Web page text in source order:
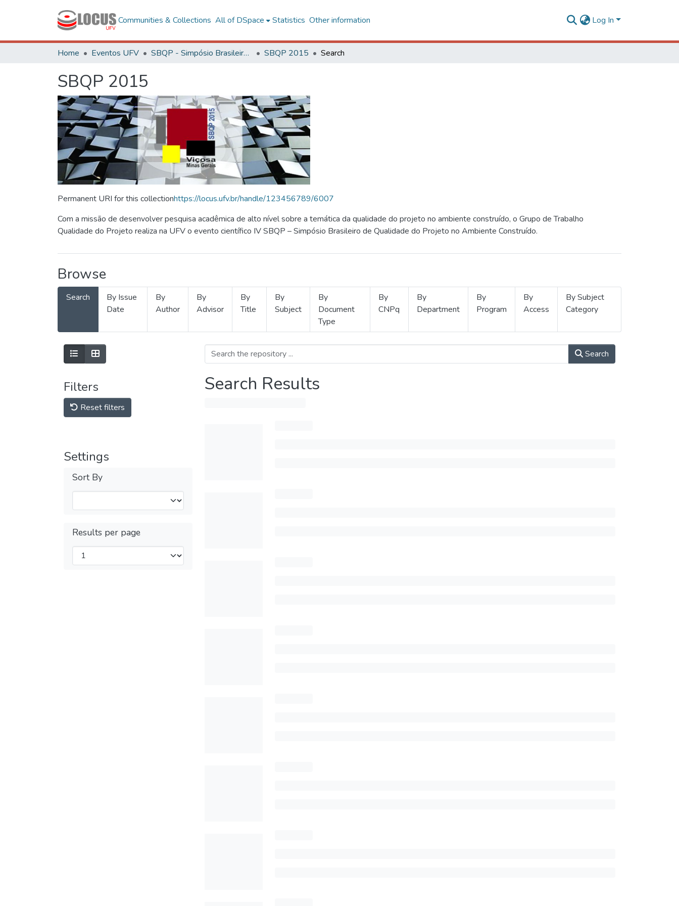
Communities & Collections All of DSpace Statistics Other information Log In
Home Eventos UFV SBQP - Simpósio Brasileiro de Qualidade do Projeto no Ambiente Construído SBQP 2015 Search
SBQP 2015
Permanent URI for this collectionhttps://locus.ufv.br/handle/123456789/6007
Com a missão de desenvolver pesquisa acadêmica de alto nível sobre a temática da qualidade do projeto no ambiente construído, o Grupo de Trabalho
Qualidade do Projeto realiza na UFV o evento científico IV SBQP – Simpósio Brasileiro de Qualidade do Projeto no Ambiente Construído.
Browse
Search
By Issue
Date
By
Author
By
Advisor
By
Title
By
Subject
By
Document
Type
By
CNPq
By
Department
By
Program
By
Access
By Subject
Category
Filters
Reset filters
Settings
Sort By
Results per page
Search
Search Results